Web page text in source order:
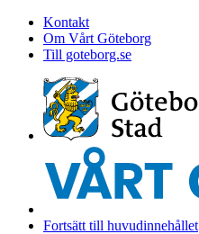
Kontakt
Om Vårt Göteborg
Till goteborg.se
Fortsätt till huvudinnehållet